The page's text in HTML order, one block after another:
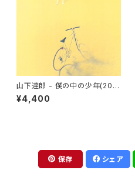
山下達郎 - 僕の中の少年(202
5 Vinyl Edition)[完全生産限
定](LP重量盤)
¥4,400
保存 シェア